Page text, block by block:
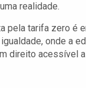
realidade.
pela tarifa zero é
onde a
direito acessível